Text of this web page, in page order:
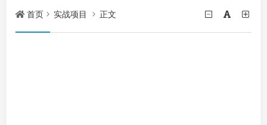
首页 实战项目 正文